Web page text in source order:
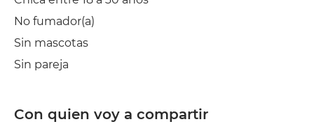
No fumador(a)
Sin mascotas
Sin pareja
Con quien voy a compartir